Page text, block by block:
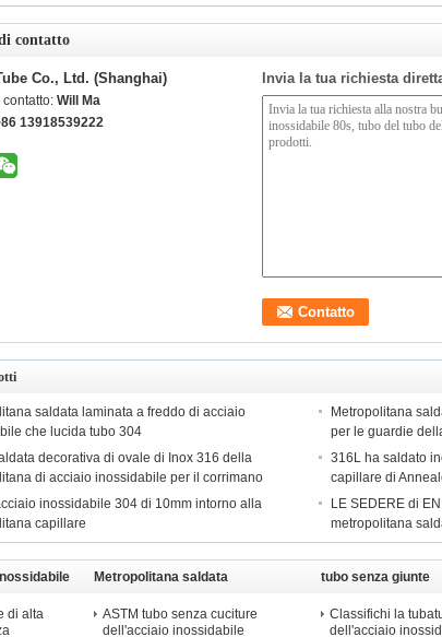
contatto
Co., Ltd. (Shanghai)
contatto: Will Ma
13918539222
Invia la tua richiesta
saldata laminata a freddo di acciaio
che lucida tubo 304
Metropolitana
per le guardie
decorativa di ovale di Inox 316 della
di acciaio inossidabile per il corrimano
316L ha saldato
capillare di
inossidabile 304 di 10mm intorno alla
capillare
LE SEDERE di
metropolitana
di alta
Metropolitana saldata
dell'acciaio inossidabile
ASTM tubo senza cuciture
dell'acciaio inossidabile
tubo senza giunte
dell&#39;acciaio
Classifichi la
dell'acciaio